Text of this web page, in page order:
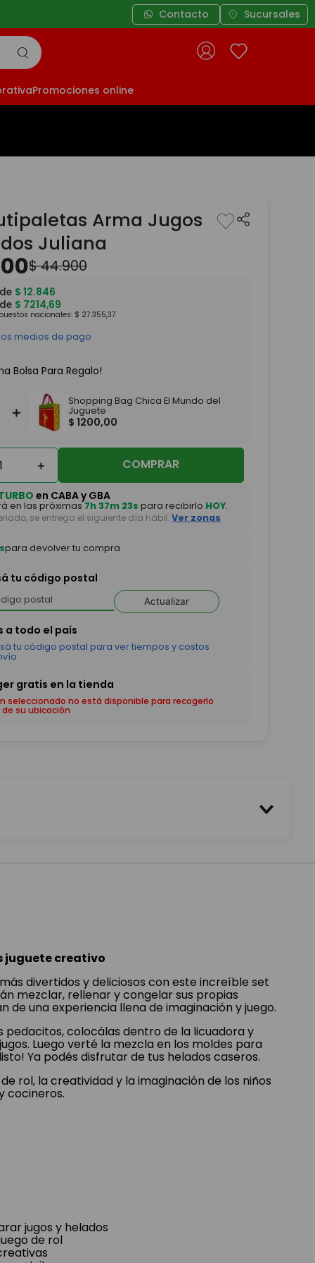
3 cuotas sin interés a partir de $49.999
Contacto Sucursales
Promociones online
Arma Jugos
Juliana
$44.900
$ 12.846
$ 7214,69
nacionales: $ 27.355,37
medios de pago
Bolsa Para Regalo!
＋
Shopping Bag Chica El Mundo del
Juguete
$ 1200,00
＋ COMPRAR
en CABA y GBA
en las próximas7h 37m 22s para recibirlo HOY.
se entrega el siguiente día hábil. Ver zonas
para devolver tu compra
tu código postal
Actualizar
seleccionado no está disponible para recogerlo
de su ubicación
juguete creativo
divertidos y deliciosos con este increíble set
mezclar, rellenar y congelar sus propias
de una experiencia llena de imaginación y juego.
pedacitos, colocálas dentro de la licuadora y
Luego verté la mezcla en los moldes para
Ya podés disfrutar de tus helados caseros.
rol, la creatividad y la imaginación de los niños
cocineros.
jugos y helados
de rol